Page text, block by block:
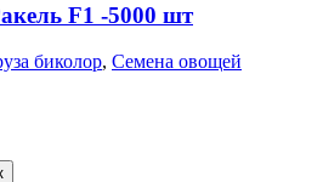
F1 -5000 шт
биколор, Семена овощей